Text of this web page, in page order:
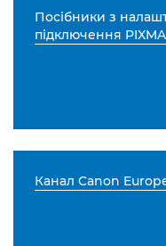
Посібники з
підключення PIXMA
Канал Canon